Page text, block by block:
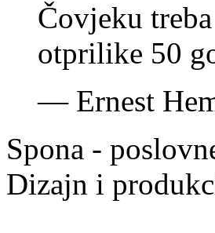
Čovjeku
otprilike 50
—Ernest
Spona -
Dizajn i